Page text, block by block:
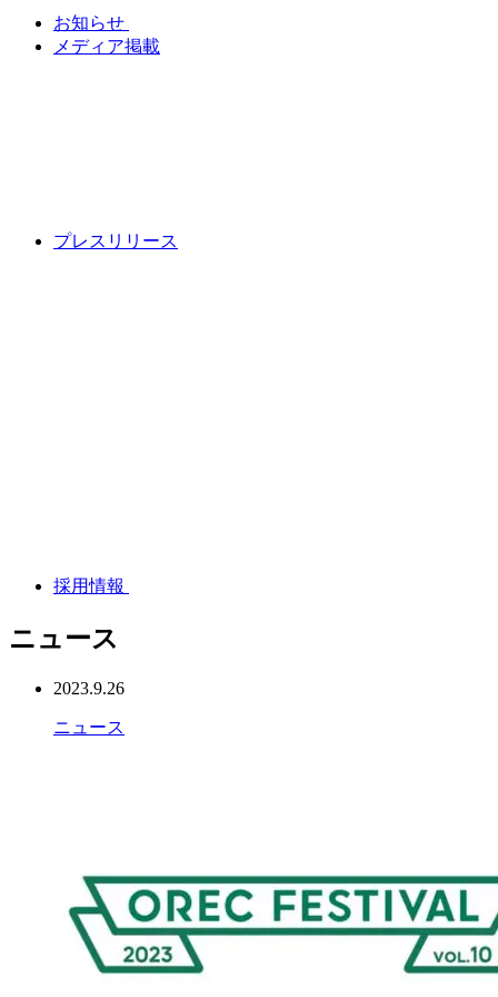
お知らせ
メディア掲載
プレスリリース
採用情報
ニュース
2023.9.26
ニュース